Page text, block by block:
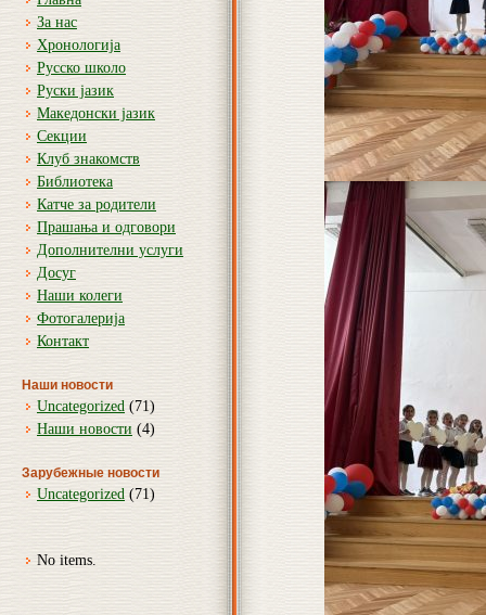
За нас
Хронологија
Русско школо
Руски јазик
Македонски јазик
Секции
Клуб знакомств
Библиотека
Катче за родители
Прашања и одговори
Дополнителни услуги
Досуг
Наши колеги
Фотогалерија
Контакт
Наши новости
Uncategorized (71)
Наши новости (4)
Зарубежные новости
Uncategorized (71)
No items.